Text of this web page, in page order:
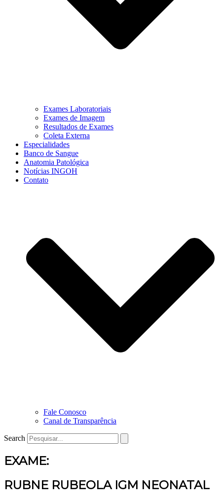
Exames Laboratoriais
Exames de Imagem
Resultados de Exames
Coleta Externa
Especialidades
Banco de Sangue
Anatomia Patológica
Notícias INGOH
Contato
Fale Conosco
Canal de Transparência
Search
EXAME:
RUBNE RUBEOLA IGM NEONATAL